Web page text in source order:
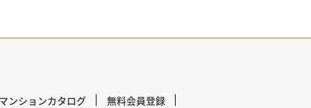
ンションカタログ 無料会員登録